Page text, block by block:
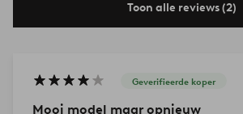
Toon alle reviews (2)
Geverifieerde koper
Mooi model maar opnieuw